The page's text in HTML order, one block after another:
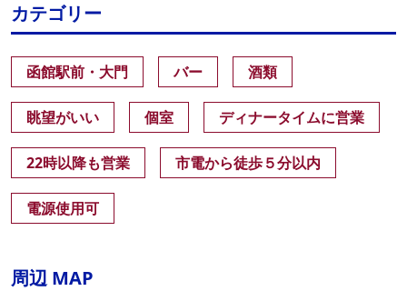
カテゴリー
函館駅前・大門 バー 酒類
眺望がいい 個室 ディナータイムに営業
22時以降も営業 市電から徒歩５分以内
電源使用可
周辺 MAP